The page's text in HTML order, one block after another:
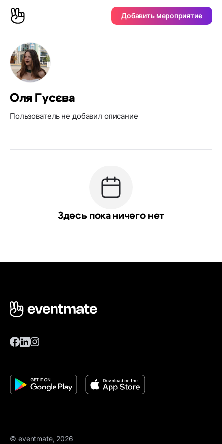
Добавить мероприятие
Оля Гусєва
Пользователь не добавил описание
Здесь пока ничего нет
© eventmate, 2026